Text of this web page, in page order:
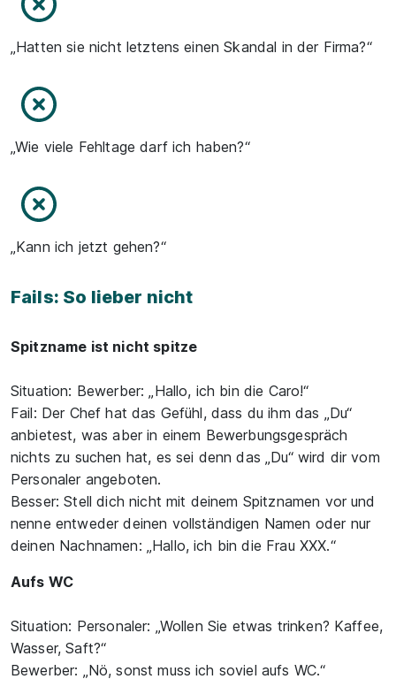
„Hatten sie nicht letztens einen Skandal in der Firma?“
„Wie viele Fehltage darf ich haben?“
„Kann ich jetzt gehen?“
Fails: So lieber nicht
Spitzname ist nicht spitze
Situation: Bewerber: „Hallo, ich bin die Caro!“
Fail: Der Chef hat das Gefühl, dass du ihm das „Du“
anbietest, was aber in einem Bewerbungsgespräch
nichts zu suchen hat, es sei denn das „Du“ wird dir vom
Personaler angeboten.
Besser: Stell dich nicht mit deinem Spitznamen vor und
nenne entweder deinen vollständigen Namen oder nur
deinen Nachnamen: „Hallo, ich bin die Frau XXX.“
Aufs WC
Situation: Personaler: „Wollen Sie etwas trinken? Kaffee,
Wasser, Saft?“
Bewerber: „Nö, sonst muss ich soviel aufs WC.“